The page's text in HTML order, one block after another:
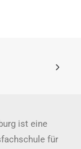
ist eine
für